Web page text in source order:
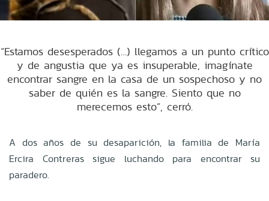
“Estamos desesperados (…) llegamos a un punto crítico
y de angustia que ya es insuperable, imagínate
encontrar sangre en la casa de un sospechoso y no
saber de quién es la sangre. Siento que no
merecemos esto”, cerró.
A dos años de su desaparición, la familia de María
Ercira Contreras
sigue luchando para encontrar su
paradero.